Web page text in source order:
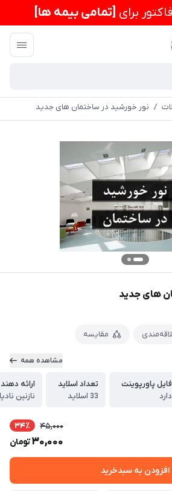
برای [تمامی بیمه ها]
/ نور خورشید در ساختمان های جدید
های جدید
مقایسه
مشاهده همه
فایل پاورپوینت
دارد
تعداد اسلاید
33 اسلاید
ارائه
نازنین
45,000 34٪
30,000تومان
افزودن به سبدخرید